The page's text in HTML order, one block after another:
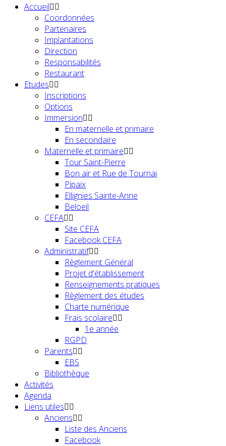
Accueil
Coordonnées
Partenaires
Implantations
Direction
Responsabilités
Restaurant
Etudes
Inscriptions
Options
Immersion
En maternelle et primaire
En secondaire
Maternelle et primaire
Tour Saint-Pierre
Bon air et Rue de Tournai
Pipaix
Ellignies Sainte-Anne
Beloeil
CEFA
Site CEFA
Facebook CEFA
Administratif
Règlement Général
Projet d'établissement
Renseignements pratiques
Règlement des études
Charte numérique
Frais scolaire
1e année
RGPD
Parents
EBS
Bibliothèque
Activités
Agenda
Liens utiles
Anciens
Liste des Anciens
Facebook